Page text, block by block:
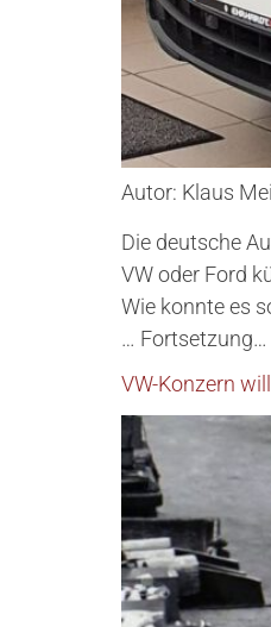
Autor: Klaus
Die deutsche
VW oder Ford
Wie konnte es
… Fortsetzung…
VW-Konzern